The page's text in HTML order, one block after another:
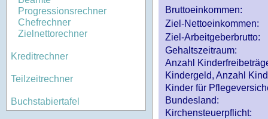
Progressionsrechner
Chefrechner
Zielnettorechner
Kreditrechner
Teilzeitrechner
Buchstabiertafel
Bruttoeinkommen:
Ziel-Nettoeinkommen:
Ziel-Arbeitgeberbrutto:
Gehaltszeitraum:
Anzahl
Kindergeld, Anzahl
Kinder für
Bundesland:
Kirchensteuerpflicht: